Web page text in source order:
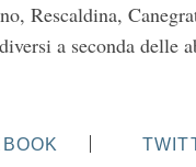
Rescaldina,
a seconda delle